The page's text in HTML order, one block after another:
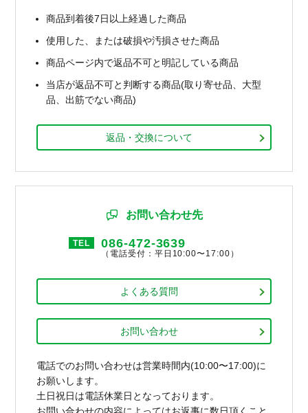
商品到着後7日以上経過した商品
使用した、または破損や汚損させた商品
商品ページ内で返品不可と明記している商品
当店が返品不可と判断する商品(取り寄せ品、大型
品、出筋でない商品)
返品・交換について
お問い合わせ先
TEL 086-472-3639
（電話受付：平日10:00〜17:00）
よくある質問
お問い合わせ
電話でのお問い合わせは営業時間内(10:00〜17:00)に
お願いします。
土日祝日は電話休業日となっております。
お問い合わせの内容によってはお返事に数日頂くこと